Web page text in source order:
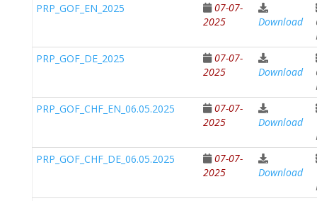
PRP_GOF_EN_2025
07-07-
2025
Download
PRP_GOF_DE_2025
07-07-
2025
Download
PRP_GOF_CHF_EN_06.05.2025
07-07-
2025
Download
PRP_GOF_CHF_DE_06.05.2025
07-07-
2025
Download